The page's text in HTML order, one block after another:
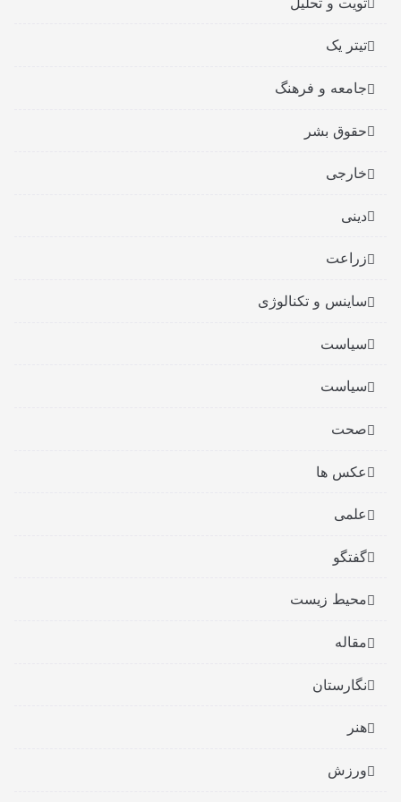
تیتر یک
جامعه و فرهنگ
حقوق بشر
خارجی
دینی
زراعت
ساینس و تکنالوژی
سیاست
سیاست
صحت
عکس ها
علمی
گفتگو
محیط زیست
مقاله
نگارستان
هنر
ورزش